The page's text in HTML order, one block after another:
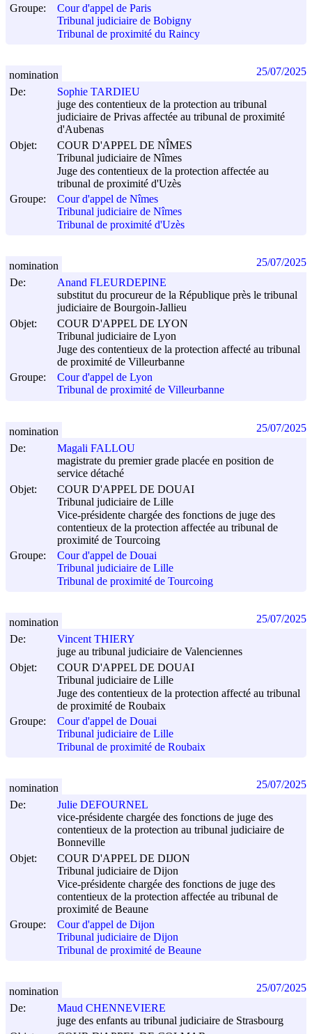
Groupe:
Cour d'appel de Paris
Tribunal judiciaire de Bobigny
Tribunal de proximité du Raincy
De:
Sophie TARDIEU
juge des contentieux de la protection au tribunal
judiciaire de Privas affectée au tribunal de proximité
d'Aubenas
Objet:
COUR D'APPEL DE NÎMES
Tribunal judiciaire de Nîmes
Juge des contentieux de la protection affectée au
tribunal de proximité d'Uzès
Groupe:
Cour d'appel de Nîmes
Tribunal judiciaire de Nîmes
Tribunal de proximité d'Uzès
nomination 25/07/2025
De:
Anand FLEURDEPINE
substitut du procureur de la République près le tribunal
judiciaire de Bourgoin-Jallieu
Objet:
COUR D'APPEL DE LYON
Tribunal judiciaire de Lyon
Juge des contentieux de la protection affecté au tribunal
de proximité de Villeurbanne
Groupe:
Cour d'appel de Lyon
Tribunal de proximité de Villeurbanne
nomination 25/07/2025
De:
Magali FALLOU
magistrate du premier grade placée en position de
service détaché
Objet:
COUR D'APPEL DE DOUAI
Tribunal judiciaire de Lille
Vice-présidente chargée des fonctions de juge des
contentieux de la protection affectée au tribunal de
proximité de Tourcoing
Groupe:
Cour d'appel de Douai
Tribunal judiciaire de Lille
Tribunal de proximité de Tourcoing
nomination 25/07/2025
De:
Vincent THIERY
juge au tribunal judiciaire de Valenciennes
Objet:
COUR D'APPEL DE DOUAI
Tribunal judiciaire de Lille
Juge des contentieux de la protection affecté au tribunal
de proximité de Roubaix
Groupe:
Cour d'appel de Douai
Tribunal judiciaire de Lille
Tribunal de proximité de Roubaix
nomination 25/07/2025
De:
Julie DEFOURNEL
vice-présidente chargée des fonctions de juge des
contentieux de la protection au tribunal judiciaire de
Bonneville
Objet:
COUR D'APPEL DE DIJON
Tribunal judiciaire de Dijon
Vice-présidente chargée des fonctions de juge des
contentieux de la protection affectée au tribunal de
proximité de Beaune
Groupe:
Cour d'appel de Dijon
Tribunal judiciaire de Dijon
Tribunal de proximité de Beaune
nomination 25/07/2025
De:
Maud CHENNEVIERE
juge des enfants au tribunal judiciaire de Strasbourg
nomination 25/07/2025